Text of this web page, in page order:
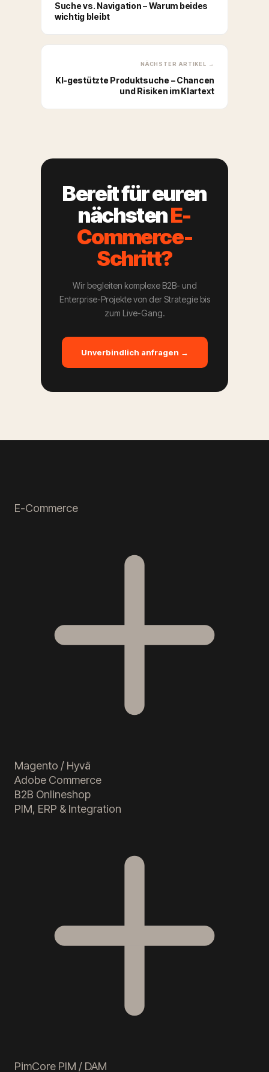
Suche vs. Navigation – Warum beides
wichtig bleibt
NÄCHSTER ARTIKEL →
KI-gestützte Produktsuche – Chancen
und Risiken im Klartext
Bereit für euren
nächstenE-
Commerce-
Schritt?
Wir begleiten komplexe B2B- und
Enterprise-Projekte von der Strategie bis
zum Live-Gang.
Unverbindlich anfragen →
E-Commerce
Magento / Hyvä
Adobe Commerce
B2B Onlineshop
PIM, ERP & Integration
PimCore PIM / DAM